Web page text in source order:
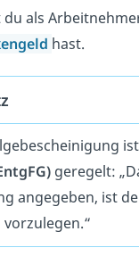
als
hast.
geregelt:
angegeben, ist